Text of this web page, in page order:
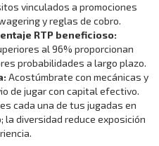
vinculados a promociones
y reglas de cobro.
RTP beneficioso:
al 96% proporcionan
probabilidades a largo plazo.
Acostúmbrate con mecánicas y
de jugar con capital efectivo.
cada una de tus jugadas en
la diversidad reduce exposición